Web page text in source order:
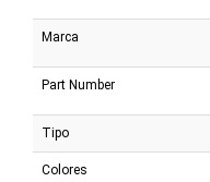
Marca
Part Number
Tipo
Colores